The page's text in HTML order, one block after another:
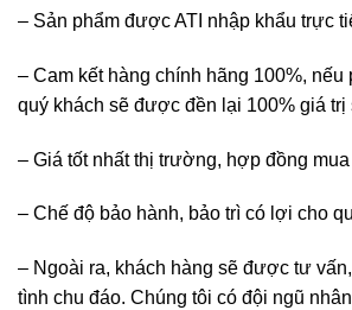
– Sản phẩm được ATI nhập khẩu trực
– Cam kết hàng chính hãng 100%, nếu
quý khách sẽ được đền lại 100% giá trị
– Giá tốt nhất thị trường, hợp đồng
– Chế độ bảo hành, bảo trì có lợi cho
– Ngoài ra, khách hàng sẽ được tư
tình chu đáo. Chúng tôi có đội ngũ